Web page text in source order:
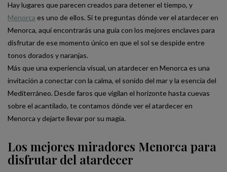
Hay lugares que parecen creados para detener el tiempo, y
Menorca es uno de ellos. Si te preguntas dónde ver el atardecer en
Menorca, aquí encontrarás una guía con los mejores enclaves para
disfrutar de ese momento único en que el sol se despide entre
tonos dorados y naranjas.
Más que una experiencia visual, un atardecer en Menorca es una
invitación a conectar con la calma, el sonido del mar y la esencia del
Mediterráneo. Desde faros que vigilan el horizonte hasta cuevas
sobre el acantilado, te contamos dónde ver el atardecer en
Menorca y dejarte llevar por su magia.
Los mejores miradores Menorca para
disfrutar del atardecer